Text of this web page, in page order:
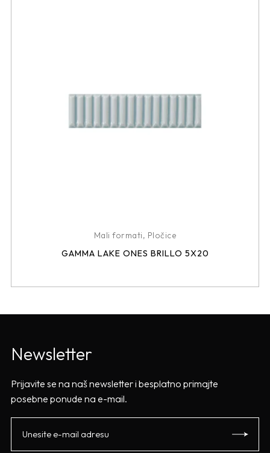
Mali formati, Pločice
GAMMA LAKE ONES BRILLO 5X20
Newsletter
Prijavite se na naš newsletter i besplatno primajte
posebne ponude na e-mail.